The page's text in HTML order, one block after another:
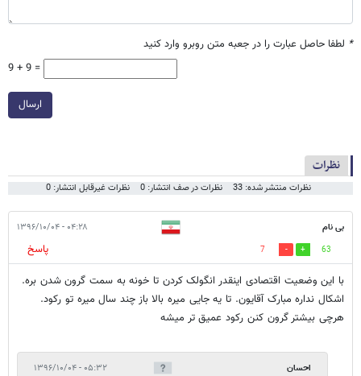
* لطفا حاصل عبارت را در جعبه متن روبرو وارد کنید
9 + 9 =
ارسال
نظرات
نظرات منتشر شده: 33 نظرات در صف انتشار: 0 نظرات غیرقابل انتشار: 0
بی نام ۰۴:۲۸ - ۱۳۹۶/۱۰/۰۴
63
7
پاسخ
با این وضعیت اقتصادی اینقدر انگولک کردن تا خونه به سمت گرون شدن بره.
اشکال نداره مبارک آقایون. تا یه جایی میره بالا باز چند سال میره تو رکود.
هرچی بیشتر گرون کنن رکود عمیق تر میشه
احسان ۰۵:۳۲ - ۱۳۹۶/۱۰/۰۴